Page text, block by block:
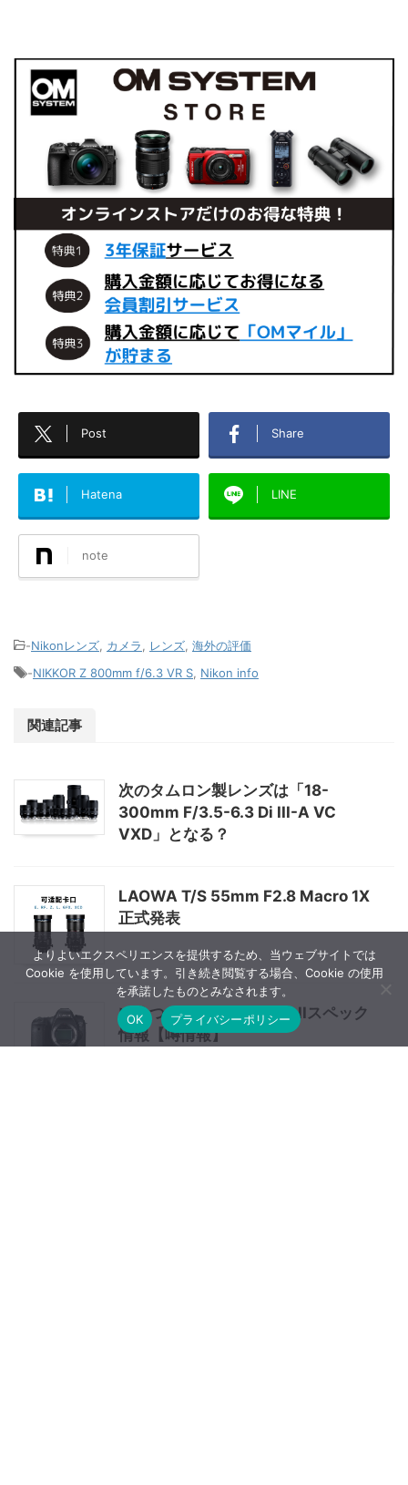
Post Share
Hatena LINE
note
-Nikonレンズ カメラ レンズ 海外の評価
-NIKKOR Z 800mm f/6.3 VR S Nikon info
関連記事
次のタムロン製レンズは「18-
300mm F/3.5-6.3 Di III-A VC
VXD」となる？
LAOWA T/S 55mm F2.8 Macro 1X
正式発表
いくつかのEOS 6D Mark IIスペック
情報【噂情報】
よりよいエクスペリエンスを提供するため、当ウェブサイトでは
Cookie を使用しています。引き続き閲覧する場合、Cookie の使用
を承諾したものとみなされます。
OK
プライバシーポリシー